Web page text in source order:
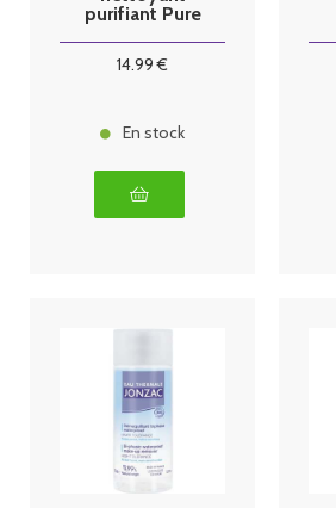
purifiant Pure
14.99 €
En stock